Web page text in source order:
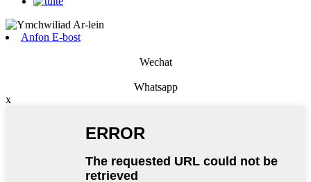
Anfon E-bost
Wechat
Whatsapp
x